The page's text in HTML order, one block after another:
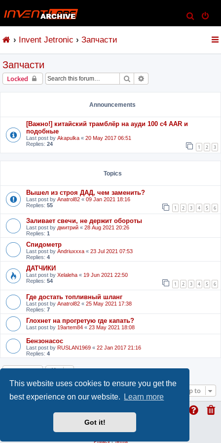
This website uses cookies to ensure you get the
best experience on our website.
Learn more
Got it!
e
Invent Jetronic Запчасти
Запчасти
Locked Search
Announcements
[Важно!] китайский трамблёр на ауди 100 с4 AAR и
подобные
Last post by Akapulka « 20 May 2017 06:51
Replies: 24 1 2 3
Topics
Вышел из строя ДАД, чем заменить?
Last post by Anatrol82 « 09 Jan 2021 18:16
Replies: 55 1 2 3 4 5 6
Заливает свечи, не держит обороты
Last post by дмитрий « 28 Aug 2021 20:26
Replies: 1
Спидометр
Last post by Andriuxxxa « 23 Jul 2021 07:53
Replies: 4
ДАТЧИКИ
Last post by Xelaleha « 19 Jun 2021 22:50
Replies: 54 1 2 3 4 5 6
Где достать топливный шланг
Last post by Anatrol82 « 25 May 2021 17:38
Replies: 7
Глохнет на прогретую где капать?
Last post by 19artem84 « 23 May 2021 18:08
Бензонасос
Last post by RUSLAN1969 « 22 Jan 2017 21:16
Replies: 4
Locked
Jump to
Privacy|Terms